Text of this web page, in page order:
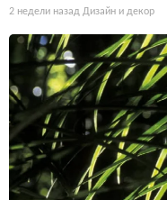
2 недели назад Дизайн и декор